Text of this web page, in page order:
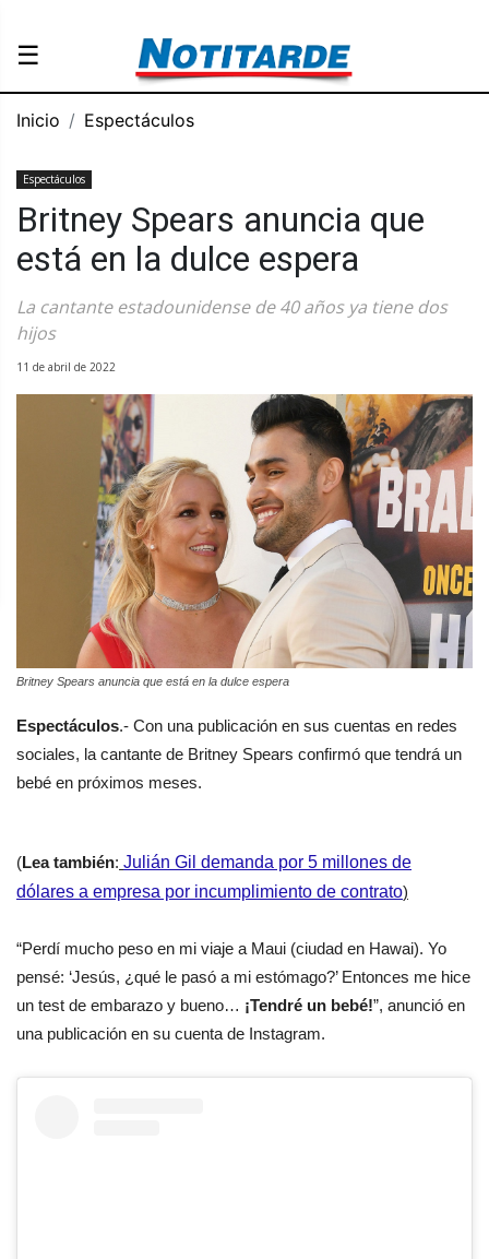
☰
Inicio Espectáculos
Espectáculos
Britney Spears anuncia que
está en la dulce espera
La cantante estadounidense de 40 años ya tiene dos
hijos
11 de abril de 2022
Britney Spears anuncia que está en la dulce espera
Espectáculos.- Con una publicación en sus cuentas en redes
sociales, la cantante de Britney Spears confirmó que tendrá un
bebé en próximos meses.
(Lea también: Julián Gil demanda por 5 millones de
dólares a empresa por incumplimiento de contrato)
“Perdí mucho peso en mi viaje a Maui (ciudad en Hawai). Yo
pensé: ‘Jesús, ¿qué le pasó a mi estómago?’ Entonces me hice
un test de embarazo y bueno… ¡Tendré un bebé!”, anunció en
una publicación en su cuenta de Instagram.